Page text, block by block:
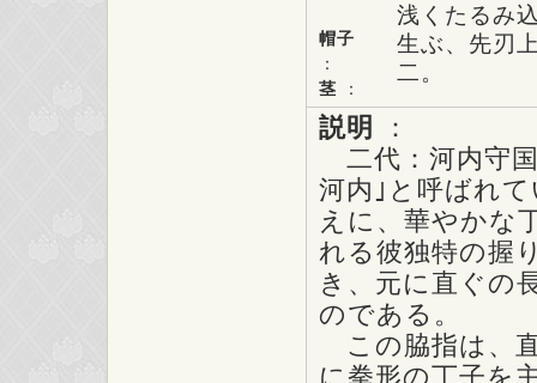
帽子
：
茎 ：
浅くたるみ
生ぶ、先刃
二。
説明
：
二代：河内守
河内｣と呼ばれ
えに、華やかな
れる彼独特の握
き、元に直ぐの
のである。
この脇指は、
に拳形の丁子を